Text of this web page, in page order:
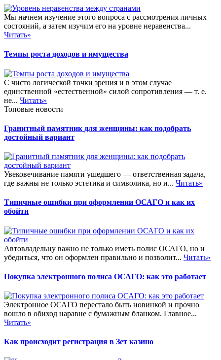
Мы начнем изучение этого вопроса с рассмотрения личных
состояний, а затем изучим его на уровне неравенства...
Читать»
Темпы роста доходов и имущества
С чисто логической точки зрения и в этом случае
единственной «естественной» силой сопротивления — т. е.
не... Читать»
Топовые новости
Гранитный памятник для женщины: как подобрать
достойный вариант
Увековечивание памяти ушедшего — ответственная задача,
где важны не только эстетика и символика, но и... Читать»
Типичные ошибки при оформлении ОСАГО и как их
обойти
Автовладельцу важно не только иметь полис ОСАГО, но и
убедиться, что он оформлен правильно и позволит... Читать»
Покупка электронного полиса ОСАГО: как это работает
Электронное ОСАГО перестало быть новинкой и прочно
вошло в обиход наравне с бумажным бланком. Главное...
Читать»
Как происходит регистрация в Зет казино